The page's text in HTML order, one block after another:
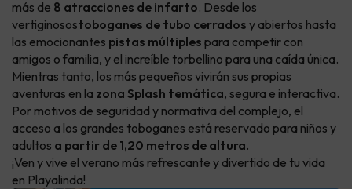
más de 8 atracciones de infarto. Desde los
vertiginosostoboganes de tubo cerrados y abiertos hasta
las emocionantes pistas múltiples para competir con
amigos o familia, y el increíble torbellino para una caída única.
Mientras tanto, los más pequeños vivirán sus propias
aventuras en la zona Splash temática, segura e interactiva.
Por motivos de seguridad y normativa del complejo, el
acceso a los grandes toboganes está reservado para niños y
adultos a partir de 1,20 metros de altura.
¡Ven y vive el verano más refrescante y divertido de tu vida
en Playalinda!